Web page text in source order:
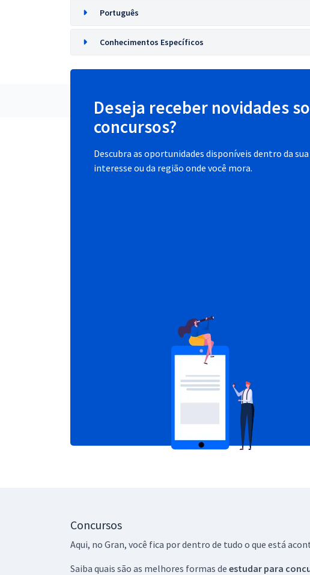
Português
Conhecimentos Específicos
Deseja receber novidades
concursos?
Descubra as oportunidades disponíveis dentro da sua
interesse ou da região onde você mora.
Concursos
Aqui, no Gran, você fica por dentro de tudo o que está
Saiba quais são as melhores formas de estudar para